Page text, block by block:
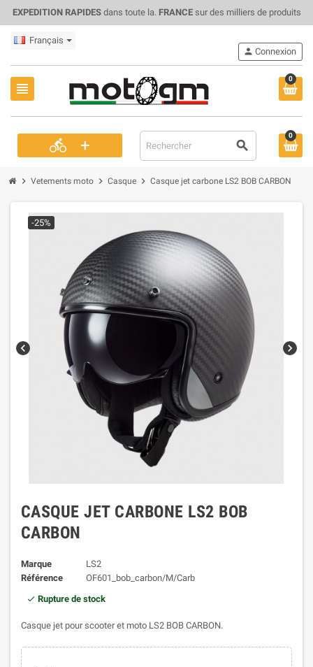
EXPEDITION RAPIDESdans toute la. FRANCEsur des milliers de produits
Français
view_headline
0
directions_bike + search
person Connexion
0
chevron_right Vetements moto chevron_right Casque chevron_right Casque jet carbone LS2 BOB CARBON
chevron_left chevron_right
-25%
CASQUE JET CARBONE LS2 BOB
CARBON
Marque
LS2
Référence
OF601_bob_carbon/M/Carb
Rupture de stock
Casque jet pour scooter et moto LS2 BOB CARBON.